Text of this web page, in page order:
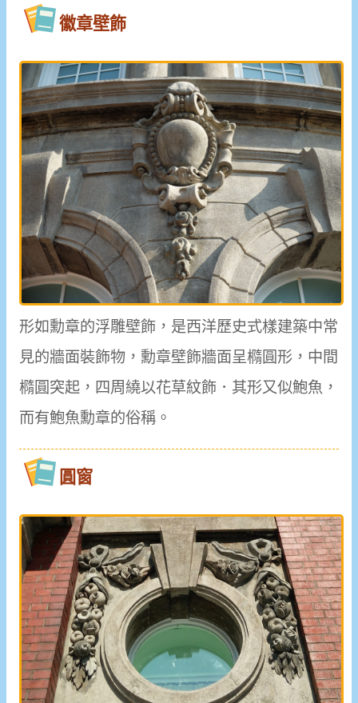
徽章壁飾
形如勳章的浮雕壁飾，是西洋歷史式樣建築中常
見的牆面裝飾物，勳章壁飾牆面呈橢圓形，中間
橢圓突起，四周繞以花草紋飾．其形又似鮑魚，
而有鮑魚勳章的俗稱。
圓窗